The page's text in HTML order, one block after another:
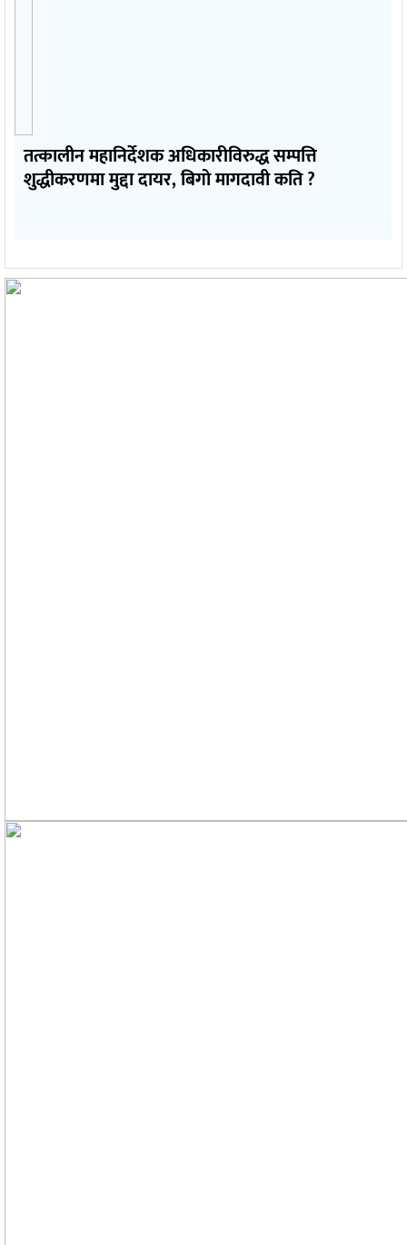
तत्कालीन महानिर्देशक अधिकारीविरुद्ध सम्पत्ति
शुद्धीकरणमा मुद्दा दायर, बिगो मागदावी कति ?